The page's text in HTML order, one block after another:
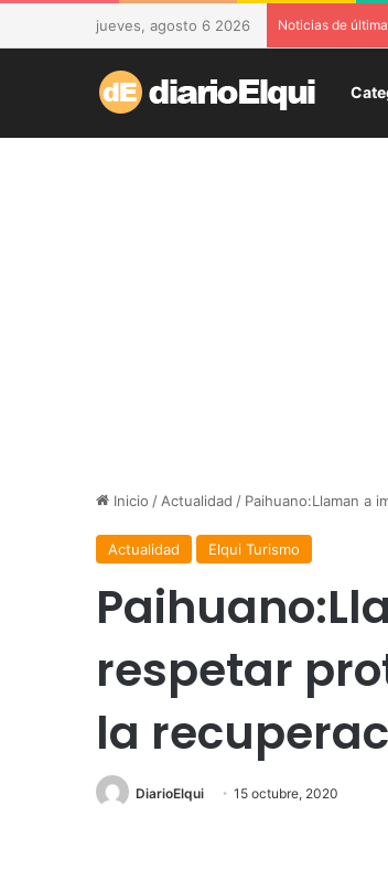
jueves, agosto 6 2026 Noticias de
Inicio / Actualidad / Paihuano:Llaman a
Actualidad Elqui Turismo
respetar
la
DiarioElqui 15 octubre, 2020